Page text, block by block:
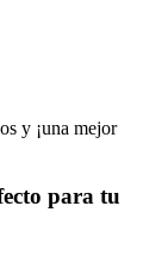
y ¡una mejor
para tu